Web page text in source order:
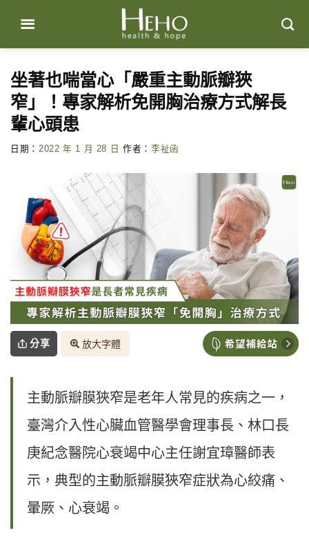
content
坐著也喘當心「嚴重主動脈瓣狹
窄」！專家解析免開胸治療方式解長
輩心頭患
日期： 2022 年 1 月 28 日 作者： 李祉函
分享 放大字體
主動脈瓣膜狹窄是老年人常見的疾病之一，
臺灣介入性心臟血管醫學會理事長、林口長
庚紀念醫院心衰竭中心主任謝宜璋醫師表
示，典型的主動脈瓣膜狹窄症狀為心絞痛、
暈厥、心衰竭。